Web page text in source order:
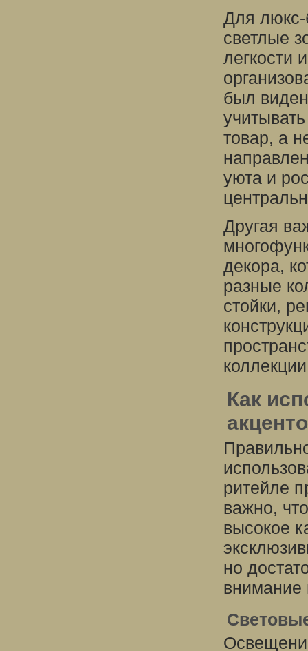
Для люкс-
светлые
легкости
был
товар, а
уюта и
Другая
декора,
разные
стойки,
Как
ритейле
важно,
высокое
но
внимание